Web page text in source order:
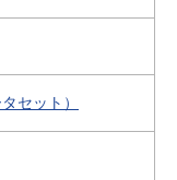
セット）